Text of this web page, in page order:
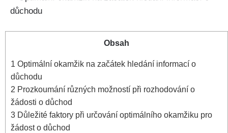
Obsah
1 Optimální okamžik na začátek hledání informací o
důchodu
2 Prozkoumání různých možností při rozhodování o
žádosti o důchod
3 Důležité faktory při určování optimálního okamžiku pro
žádost o důchod